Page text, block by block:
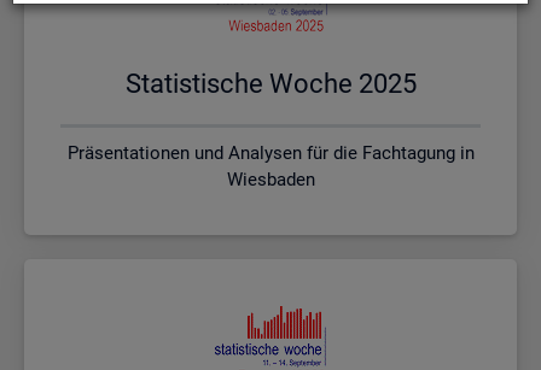
Sta­tis­ti­sche Woche 2025
Präsentationen und Analysen für die Fachtagung in
Wiesbaden